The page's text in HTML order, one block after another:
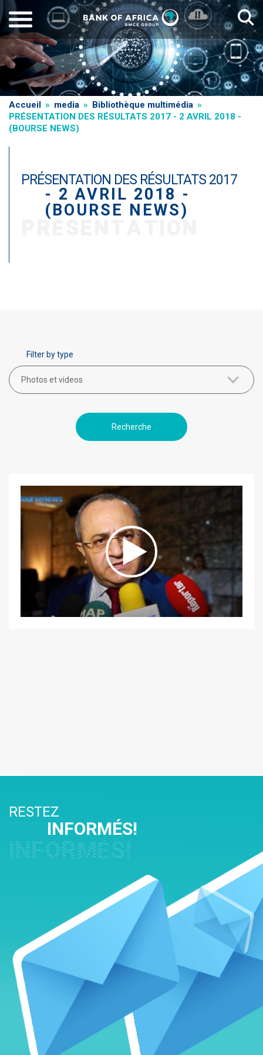
Aller
au
contenu
principal
Fil
d'Ariane
Accueil media
Bibliothèque multimédia
PRÉSENTATION DES RÉSULTATS 2017 - 2 AVRIL 2018 -
(BOURSE NEWS)
PRÉSENTATION DES RÉSULTATS 2017
- 2 AVRIL 2018 -
(BOURSE NEWS)
Filter by type
Photos et videos
RESTEZ
INFORMÉS!
INFORMÉS!